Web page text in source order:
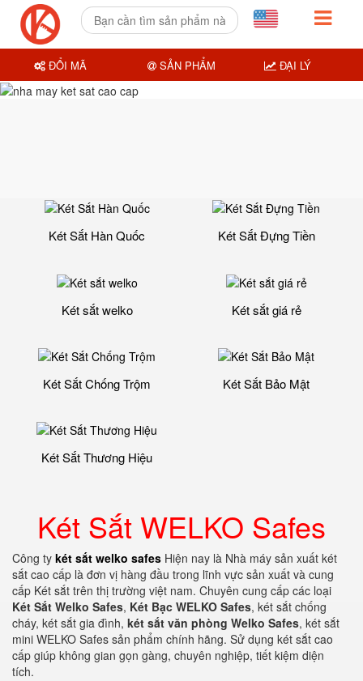
Két Sắt Hàn Quốc Két Sắt Đựng Tiền
Két sắt welko Két sắt giá rẻ
Két Sắt Chống Trộm Két Sắt Bảo Mật
Két Sắt Thương Hiệu
Két Sắt WELKO Safes
Công ty két sắt welko safes Hiện nay là Nhà máy sản xuất két
sắt cao cấp là đơn vị hàng đầu trong lĩnh vực sản xuất và cung
cấp Két sắt trên thị trường việt nam. Chuyên cung cấp các loại
Két Sắt Welko Safes, Két Bạc WELKO Safes, két sắt chống
cháy, két sắt gia đình, két sắt văn phòng Welko Safes, két sắt
mini WELKO Safes sản phẩm chính hãng. Sử dụng két sắt cao
cấp giúp không gian gọn gàng, chuyên nghiệp, tiết kiệm diện
tích.
ĐỔI MÃ SẢN PHẨM ĐẠI LÝ